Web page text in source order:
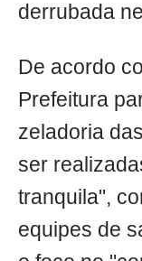
derrubada
De acordo
Prefeitura
zeladoria
ser
tranquila",
equipes de